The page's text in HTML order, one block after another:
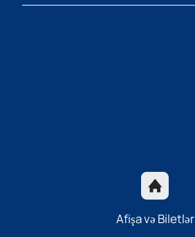
Afişa və Biletlər